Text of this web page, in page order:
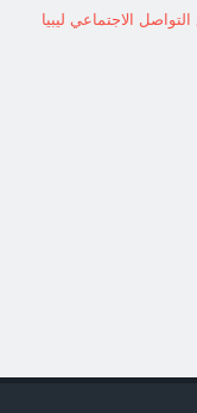
التواصل الاجتماعي ليبيا